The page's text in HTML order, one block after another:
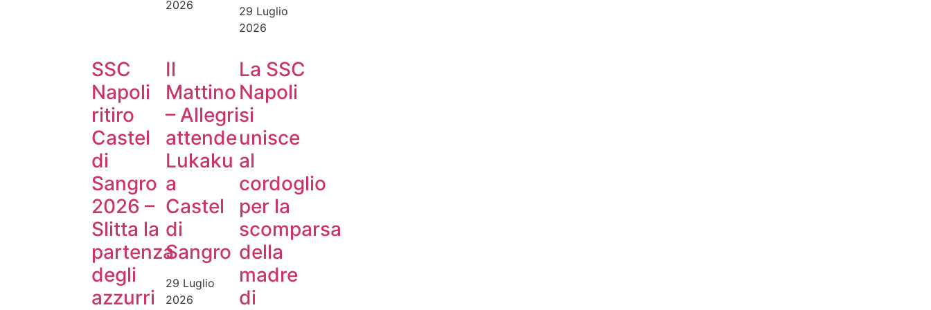
2026
29 Luglio
2026
SSC
Napoli
ritiro
Castel
di
Sangro
2026 –
Slitta la
partenza
degli
azzurri
Il
Mattino
– Allegri
attende
Lukaku
a
Castel
di
Sangro
29 Luglio
2026
La SSC
Napoli
si
unisce
al
cordoglio
per la
scomparsa
della
madre
di